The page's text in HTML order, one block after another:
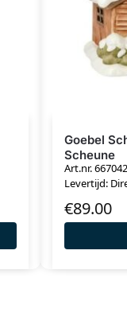
Goebel
Scheune
Art.nr.
Levertijd:
€89.00